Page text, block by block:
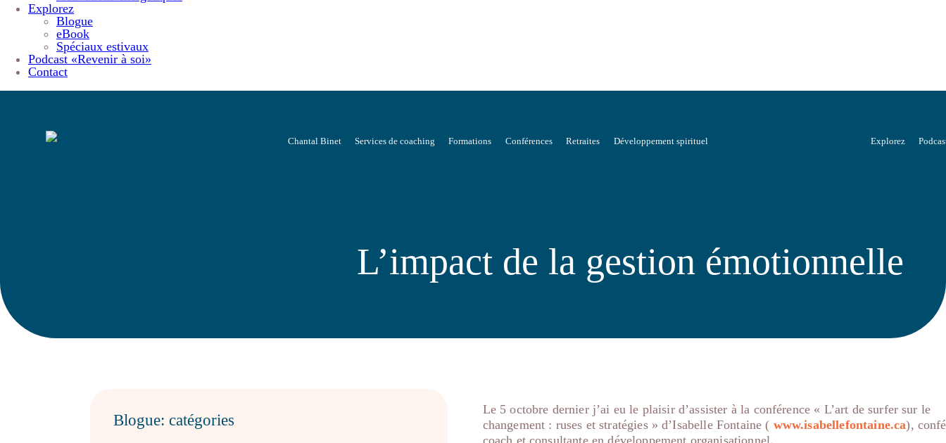
Explorez
Blogue
eBook
Spéciaux estivaux
Podcast «Revenir à soi»
Contact
Chantal Binet Services de coaching Formations Conférences Retraites Développement spirituel Explorez
L’impact de la gestion émotionnelle
Blogue: catégories
Le 5 octobre dernier j’ai eu le plaisir d’assister à la conférence « L’art de surfer sur le
changement : ruses et stratégies » d’Isabelle Fontaine ( www.isabellefontaine.ca),
coach et consultante en développement organisationnel.